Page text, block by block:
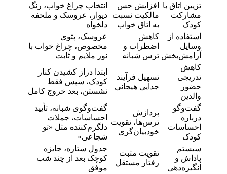
تزیین اتاق با
مشارکت
کودک
افزایش حس
مالکیت نسبت
به اتاق خواب
انتخاب چراغ خواب، رنگ
دیوار، عروسک و ملحفه
دلخواه
استفاده از
وسایل
آرامش‌بخش
کاهش
اضطراب و
ترس شبانه
عروسک، پتوی
مخصوص، چراغ خواب با
نور ملایم و ثابت
کاهش
تدریجی
حضور
والدین
تسهیل فرآیند
جدایی هیجانی
ابتدا دراز کشیدن کنار
کودک، سپس فقط
نشستن، بعد خروج کامل
گفت‌وگو
درباره
احساسات
کودک
پردازش
ترس‌ها، تقویت
خودبیان‌گری
گفت‌وگوی شبانه، تأیید
احساسات، جملات
دلگرم‌کننده مثل «تو
شجاعی»
سیستم
پاداش و
انگیزه‌دهی
تقویت مثبت
رفتار مستقل
جدول ستاره، جایزه
کوچک بعد از چند شب
موفق